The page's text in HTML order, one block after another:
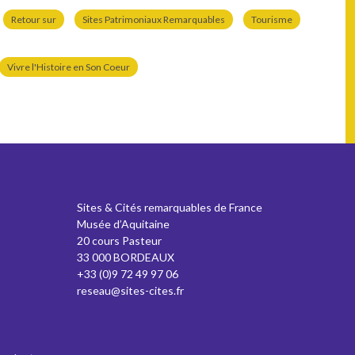
Retour sur Sites Patrimoniaux Remarquables Tourisme
Vivre l'Histoire en Son Coeur
Sites & Cités remarquables de France
Musée d’Aquitaine
20 cours Pasteur
33 000 BORDEAUX
+33 (0)9 72 49 97 06
reseau@sites-cites.fr